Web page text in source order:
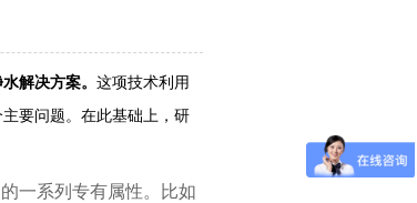
解决方案。 这项技术利用
要问题。在此基础上，研
一系列专有属性。比如